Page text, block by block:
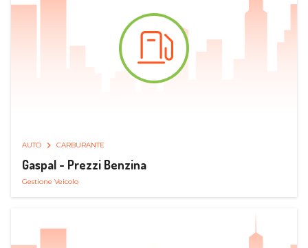
AUTO CARBURANTE
Gaspal - Prezzi Benzina
Gestione Veicolo